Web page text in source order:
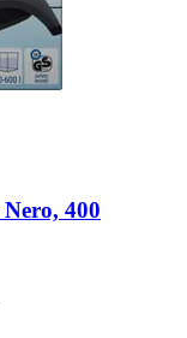
400